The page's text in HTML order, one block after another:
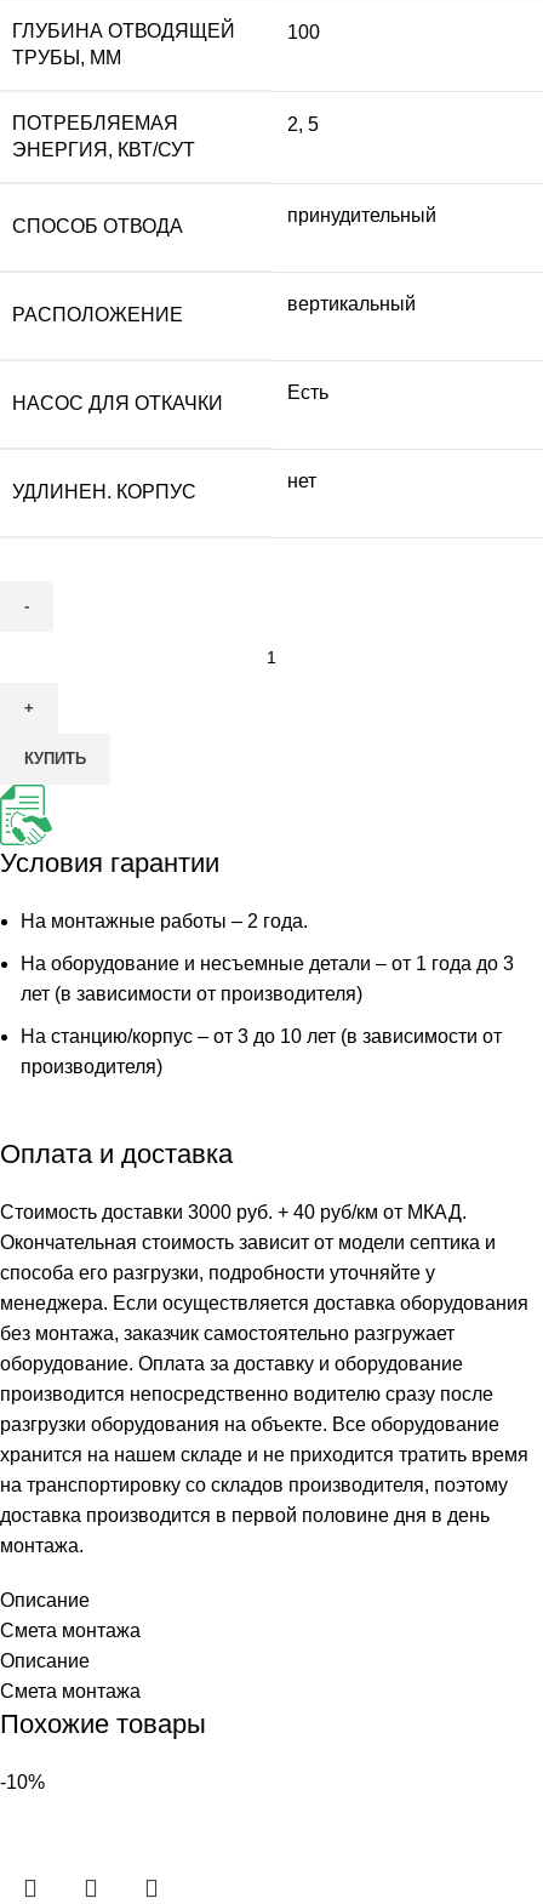
ГЛУБИНА ОТВОДЯЩЕЙ
ТРУБЫ, ММ
100
ПОТРЕБЛЯЕМАЯ
ЭНЕРГИЯ, КВТ/СУТ
2, 5
СПОСОБ ОТВОДА
принудительный
РАСПОЛОЖЕНИЕ
вертикальный
НАСОС ДЛЯ ОТКАЧКИ
Есть
УДЛИНЕН. КОРПУС
нет
Септик
Пр
КУПИТЬ
Условия гарантии
На монтажные работы – 2 года.
На оборудование и несъемные детали – от 1 года до 3
лет (в зависимости от производителя)
На станцию/корпус – от 3 до 10 лет (в зависимости от
производителя)
Оплата и доставка
Стоимость доставки 3000 руб. + 40 руб/км от МКАД.
Окончательная стоимость зависит от модели септика и
способа его разгрузки, подробности уточняйте у
менеджера. Если осуществляется доставка оборудования
без монтажа, заказчик самостоятельно разгружает
оборудование. Оплата за доставку и оборудование
производится непосредственно водителю сразу после
разгрузки оборудования на объекте. Все оборудование
хранится на нашем складе и не приходится тратить время
на транспортировку со складов производителя, поэтому
доставка производится в первой половине дня в день
монтажа.
Описание
Смета монтажа
Описание
Смета монтажа
Похожие товары
-10%